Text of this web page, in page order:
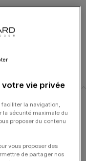
votre vie privée
la navigation,
la sécurité maximale du
proposer du contenu
vous proposer des
de partager nos